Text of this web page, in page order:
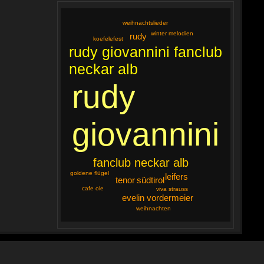
rudy
giovannini
rudy giovannini fanclub
neckar alb
fanclub neckar alb
südtirol
tenor leifers
rudy
evelin vordermeier
weihnachtslieder
koefelefest
viva strauss
winter melodien
weihnachten
cafe ole
goldene flügel